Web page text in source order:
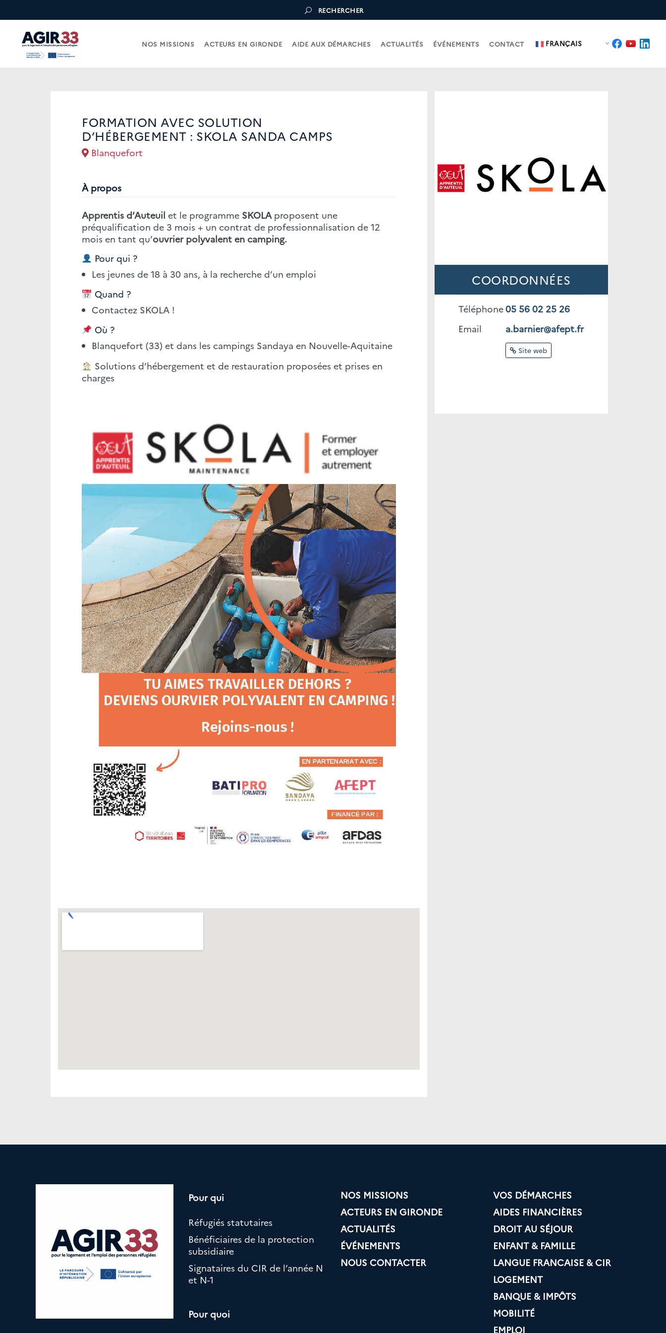
RECHERCHER
NOS MISSIONS ACTEURS EN GIRONDE AIDE AUX DÉMARCHES ACTUALITÉS ÉVÉNEMENTS CONTACT FRANÇAIS
FORMATION AVEC SOLUTION
D’HÉBERGEMENT : SKOLA SANDA CAMPS
Blanquefort
À propos
Apprentis d’Auteuil et le programme SKOLAproposent une
préqualification de 3 mois + un contrat de professionnalisation de 12
mois en tant qu’ouvrier polyvalent en camping.
Pour qui ?
Les jeunes de 18 à 30 ans, à la recherche d’un emploi
Quand ?
Contactez SKOLA !
Où ?
Blanquefort (33) et dans les campings Sandaya en Nouvelle-Aquitaine
Solutions d’hébergement et de restauration proposées et prises en
charges
COORDONNÉES
Téléphone05 56 02 25 26
Email
a.barnier@afept.fr
Site web
Pour qui
Réfugiés statutaires
Bénéficiaires de la protection
subsidiaire
Signataires du CIR de l’année N
et N-1
Pour quoi
NOS MISSIONS
ACTEURS EN GIRONDE
ACTUALITÉS
ÉVÉNEMENTS
NOUS CONTACTER
VOS DÉMARCHES
AIDES FINANCIÈRES
DROIT AU SÉJOUR
ENFANT & FAMILLE
LANGUE FRANCAISE & CIR
LOGEMENT
BANQUE & IMPÔTS
MOBILITÉ
EMPLOI